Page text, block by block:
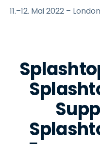
11.–12. Mai 2022 –